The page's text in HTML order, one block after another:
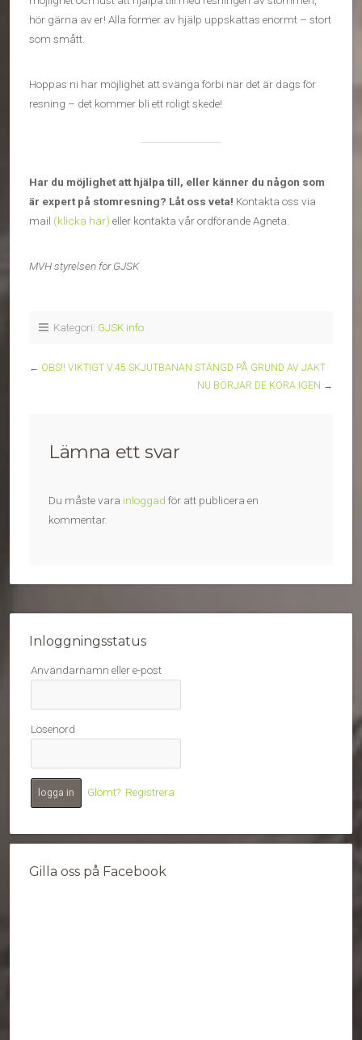
hör gärna av er! Alla former av hjälp uppskattas enormt – stort
som smått.
Hoppas ni har möjlighet att svänga förbi när det är dags för
resning – det kommer bli ett roligt skede!
Har du möjlighet att hjälpa till, eller känner du någon som
är expert på stomresning? Låt oss veta! Kontakta oss via
mail (klicka här) eller kontakta vår ordförande Agneta.
MVH styrelsen för GJSK
Kategori: GJSK info
← OBS!! VIKTIGT V.45 SKJUTBANAN STÄNGD PÅ GRUND AV JAKT
NU BÖRJAR DE KÖRA IGEN →
Lämna ett svar
Du måste vara inloggad för att publicera en
kommentar.
Inloggningsstatus
Användarnamn eller e-post
Lösenord
Glömt? Registrera
Gilla oss på Facebook